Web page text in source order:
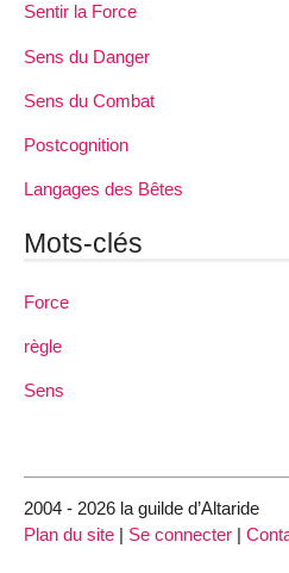
Sentir la Force
Sens du Danger
Sens du Combat
Postcognition
Langages des Bêtes
Mots-clés
Force
règle
Sens
2004 - 2026 la guilde d’Altaride
Plan du site | Se connecter |